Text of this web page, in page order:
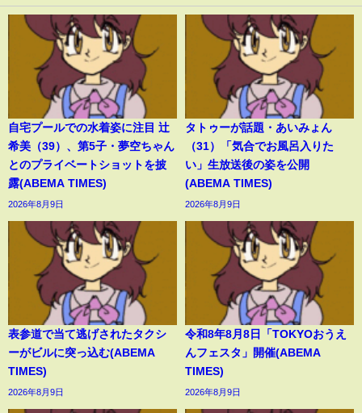
自宅プールでの水着姿に注目 辻
希美（39）、第5子・夢空ちゃん
とのプライベートショットを披
露(ABEMA TIMES)
2026年8月9日
タトゥーが話題・あいみょん
（31）「気合でお風呂入りた
い」生放送後の姿を公開
(ABEMA TIMES)
2026年8月9日
表参道で当て逃げされたタクシ
ーがビルに突っ込む(ABEMA
TIMES)
2026年8月9日
令和8年8月8日「TOKYOおうえ
んフェスタ」開催(ABEMA
TIMES)
2026年8月9日